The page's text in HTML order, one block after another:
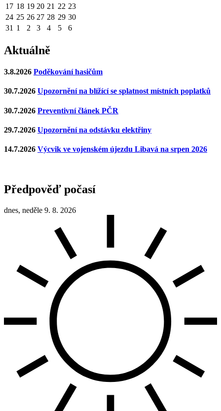
17 18 19 20 21 22 23
24 25 26 27 28 29 30
31 1 2 3 4 5 6
Aktuálně
3.8.2026 Poděkování hasičům
30.7.2026 Upozornění na blížící se splatnost místních poplatků
30.7.2026 Preventivní článek PČR
29.7.2026 Upozornění na odstávku elektřiny
14.7.2026 Výcvik ve vojenském újezdu Libavá na srpen 2026
Předpověď počasí
dnes, neděle 9. 8. 2026